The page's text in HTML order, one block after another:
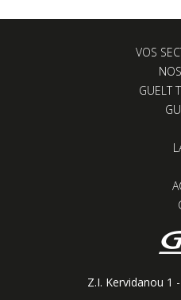
VOS
GUELT
Z.I. Kervidanou 1